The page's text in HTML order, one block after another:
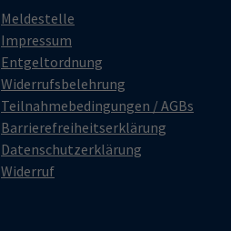
Meldestelle
Impressum
Entgeltordnung
Widerrufsbelehrung
Teilnahmebedingungen / AGBs
Barrierefreiheitserklärung
Datenschutzerklärung
Widerruf